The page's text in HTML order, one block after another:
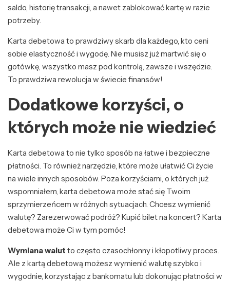
saldo, historię transakcji, a nawet zablokować kartę w razie
potrzeby.
Karta debetowa to prawdziwy skarb dla każdego, kto ceni
sobie elastyczność i wygodę. Nie musisz już martwić się o
gotówkę, wszystko masz pod kontrolą, zawsze i wszędzie.
To prawdziwa rewolucja w świecie finansów!
Dodatkowe korzyści, o
których może nie wiedzieć
Karta debetowa to nie tylko sposób na łatwe i bezpieczne
płatności. To również narzędzie, które może ułatwić Ci życie
na wiele innych sposobów. Poza korzyściami, o których już
wspomniałem, karta debetowa może stać się Twoim
sprzymierzeńcem w różnych sytuacjach. Chcesz wymienić
walutę? Zarezerwować podróż? Kupić bilet na koncert? Karta
debetowa może Ci w tym pomóc!
Wymiana walut to często czasochłonny i kłopotliwy proces.
Ale z kartą debetową możesz wymienić walutę szybko i
wygodnie, korzystając z bankomatu lub dokonując płatności w